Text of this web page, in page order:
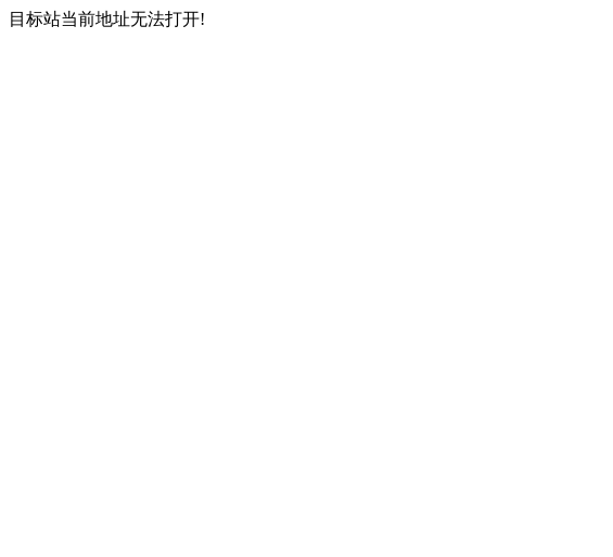
目标站当前地址无法打开!